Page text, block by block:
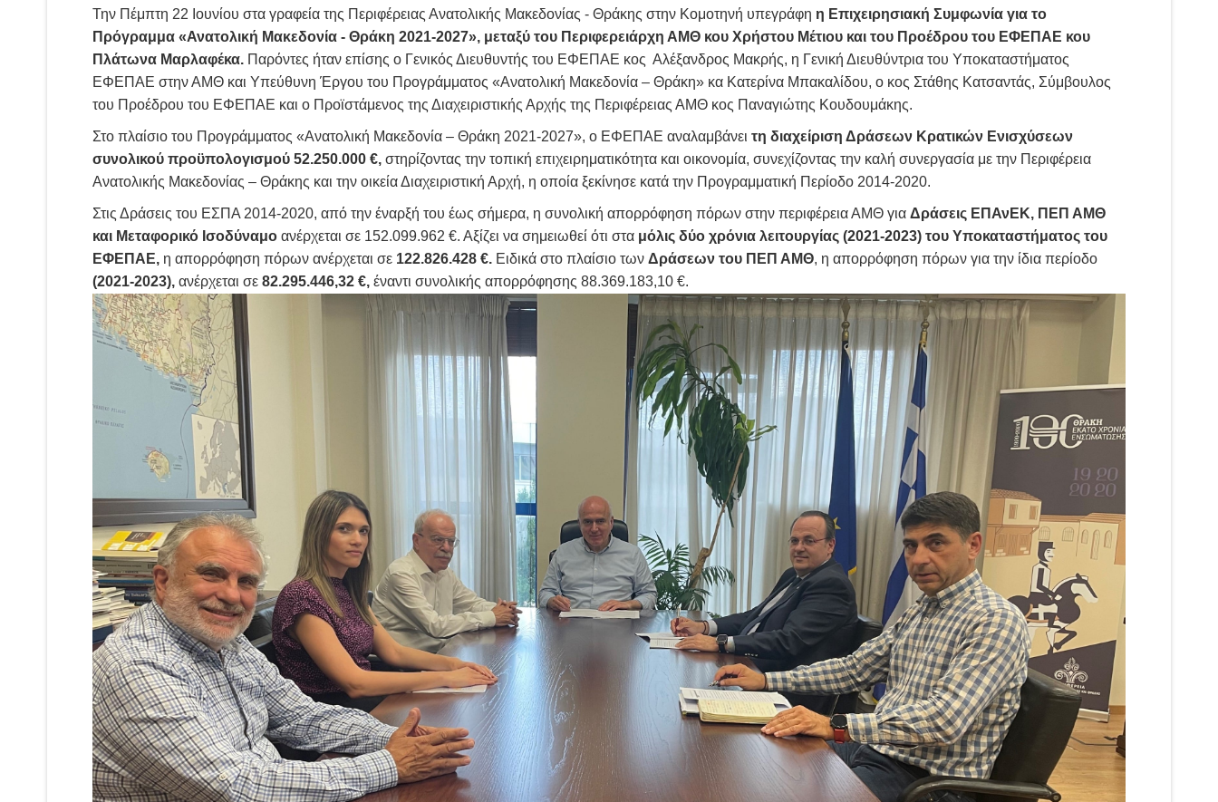
Την Πέμπτη 22 Ιουνίου στα γραφεία της Περιφέρειας Ανατολικής Μακεδονίας - Θράκης στην Κομοτηνή υπεγράφη η Επιχειρησιακή Συμφωνία για το
Πρόγραμμα «Ανατολική Μακεδονία - Θράκη 2021-2027», μεταξύ του Περιφερειάρχη ΑΜΘ κου Χρήστου Μέτιου και του Προέδρου του ΕΦΕΠΑΕ κου
Πλάτωνα Μαρλαφέκα. Παρόντες ήταν επίσης ο Γενικός Διευθυντής του ΕΦΕΠΑΕ κος Αλέξανδρος Μακρής, η Γενική Διευθύντρια του Υποκαταστήματος
ΕΦΕΠΑΕ στην ΑΜΘ και Υπεύθυνη Έργου του Προγράμματος «Ανατολική Μακεδονία – Θράκη» κα Κατερίνα Μπακαλίδου, ο κος Στάθης Κατσαντάς, Σύμβουλος
του Προέδρου του ΕΦΕΠΑΕ και ο Προϊστάμενος της Διαχειριστικής Αρχής της Περιφέρειας ΑΜΘ κος Παναγιώτης Κουδουμάκης.
Στο πλαίσιο του Προγράμματος «Ανατολική Μακεδονία – Θράκη 2021-2027», ο ΕΦΕΠΑΕ αναλαμβάνει τη διαχείριση Δράσεων Κρατικών Ενισχύσεων
συνολικού προϋπολογισμού 52.250.000 €, στηρίζοντας την τοπική επιχειρηματικότητα και οικονομία, συνεχίζοντας την καλή συνεργασία με την Περιφέρεια
Ανατολικής Μακεδονίας – Θράκης και την οικεία Διαχειριστική Αρχή, η οποία ξεκίνησε κατά την Προγραμματική Περίοδο 2014-2020.
Στις Δράσεις του ΕΣΠΑ 2014-2020, από την έναρξή του έως σήμερα, η συνολική απορρόφηση πόρων στην περιφέρεια ΑΜΘ για Δράσεις ΕΠΑνΕΚ, ΠΕΠ ΑΜΘ
και Μεταφορικό Ισοδύναμο ανέρχεται σε 152.099.962 €. Αξίζει να σημειωθεί ότι στα μόλις δύο χρόνια λειτουργίας (2021-2023) του Υποκαταστήματος του
ΕΦΕΠΑΕ, η απορρόφηση πόρων ανέρχεται σε 122.826.428 €. Ειδικά στο πλαίσιο των Δράσεων του ΠΕΠ ΑΜΘ, η απορρόφηση πόρων για την ίδια περίοδο
(2021-2023), ανέρχεται σε 82.295.446,32 €, έναντι συνολικής απορρόφησης 88.369.183,10 €.